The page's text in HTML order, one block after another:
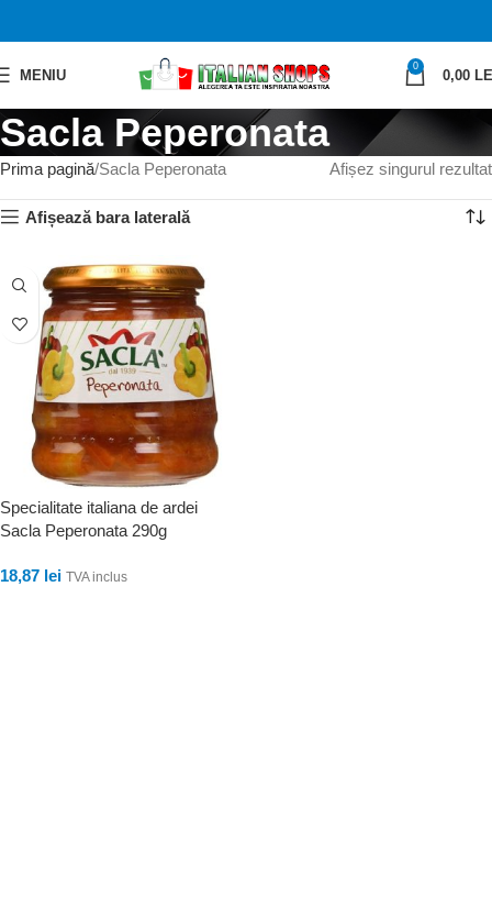
MENIU
0
0,00
Sacla Peperonata
Prima pagină Sacla Peperonata Afișez singurul rezultat
Afișează bara laterală
Specialitate italiana de ardei
Sacla Peperonata 290g
18,87 lei TVA inclus